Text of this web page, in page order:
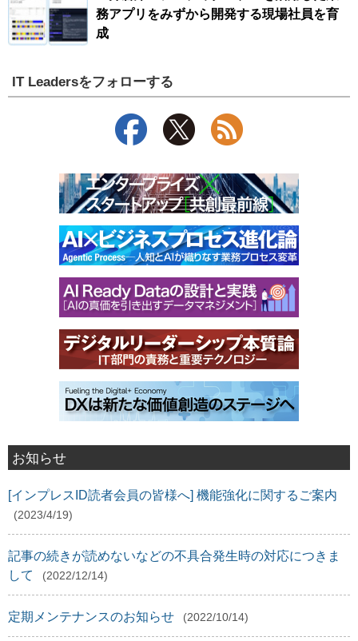
務アプリをみずから開発する現場社員を育
成
IT Leadersをフォローする
お知らせ
[インプレスID読者会員の皆様へ] 機能強化に関するご案内
(2023/4/19)
記事の続きが読めないなどの不具合発生時の対応につきま
して
(2022/12/14)
定期メンテナンスのお知らせ (2022/10/14)